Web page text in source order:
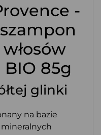
-
85g
glinki
na bazie